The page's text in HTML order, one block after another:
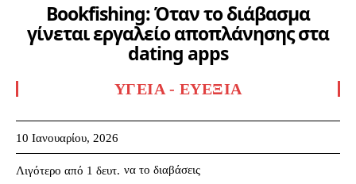
Bookfishing: Όταν το διάβασμα
γίνεται εργαλείο αποπλάνησης στα
dating apps
ΥΓΕΊΑ - ΕΥΕΞΊΑ
10 Ιανουαρίου, 2026
Λιγότερο από 1 δευτ. να το διαβάσεις